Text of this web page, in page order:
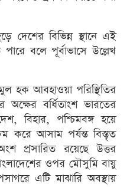
দেশের বিভিন্ন স্থানে এই
বলে পূর্বাভাসে উল্লেখ
হক আবহাওয়া পরিস্থিতির
অক্ষের বর্ধিতাংশ ভারতের
বিহার, পশ্চিমবঙ্গ হয়ে
করে আসাম পর্যন্ত বিস্তৃত
প্রসারিত রয়েছে উত্তর
ওপর মৌসুমি বায়ু
এটি মাঝারি অবস্থায়